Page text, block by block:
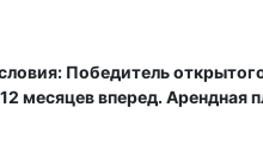
Победитель
месяцев вперед. Арендная